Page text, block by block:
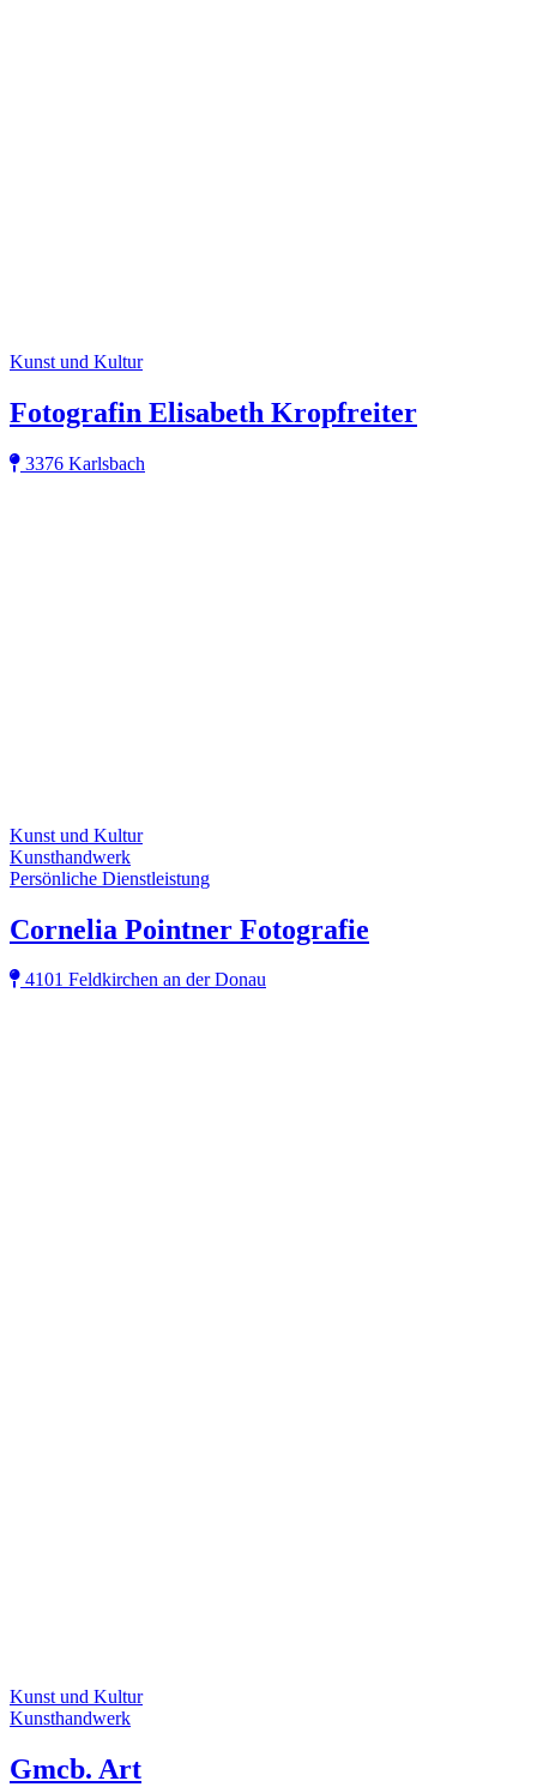
Kunst und Kultur
Fotografin Elisabeth Kropfreiter
3376 Karlsbach
Kunst und Kultur
Kunsthandwerk
Persönliche Dienstleistung
Cornelia Pointner Fotografie
4101 Feldkirchen an der Donau
Kunst und Kultur
Kunsthandwerk
Gmcb. Art